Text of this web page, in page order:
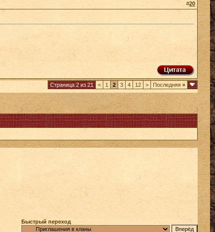
#20
Страница 2 из 21 < 1 2 3 4 12 > Последняя »
Быстрый переход